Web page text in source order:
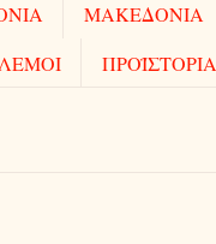
ΜΑΚΕΔΟΝΙΑ
ΠΡΟΪΣΤΟΡΙΑ